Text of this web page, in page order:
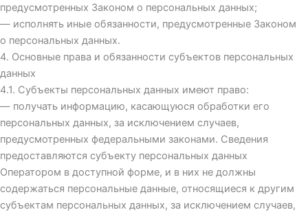
предусмотренных Законом о персональных данных;
— исполнять иные обязанности, предусмотренные Законом
о персональных данных.
4. Основные права и обязанности субъектов персональных
данных
4.1. Субъекты персональных данных имеют право:
— получать информацию, касающуюся обработки его
персональных данных, за исключением случаев,
предусмотренных федеральными законами. Сведения
предоставляются субъекту персональных данных
Оператором в доступной форме, и в них не должны
содержаться персональные данные, относящиеся к другим
субъектам персональных данных, за исключением случаев,